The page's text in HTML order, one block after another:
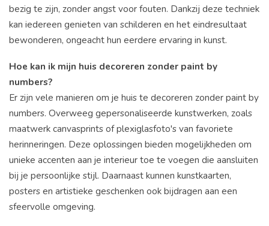
bezig te zijn, zonder angst voor fouten. Dankzij deze techniek
kan iedereen genieten van schilderen en het eindresultaat
bewonderen, ongeacht hun eerdere ervaring in kunst.
Hoe kan ik mijn huis decoreren zonder paint by
numbers?
Er zijn vele manieren om je huis te decoreren zonder paint by
numbers. Overweeg gepersonaliseerde kunstwerken, zoals
maatwerk canvasprints of plexiglasfoto's van favoriete
herinneringen. Deze oplossingen bieden mogelijkheden om
unieke accenten aan je interieur toe te voegen die aansluiten
bij je persoonlijke stijl. Daarnaast kunnen kunstkaarten,
posters en artistieke geschenken ook bijdragen aan een
sfeervolle omgeving.